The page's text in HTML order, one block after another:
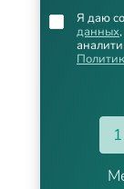
1
Я даю
данных